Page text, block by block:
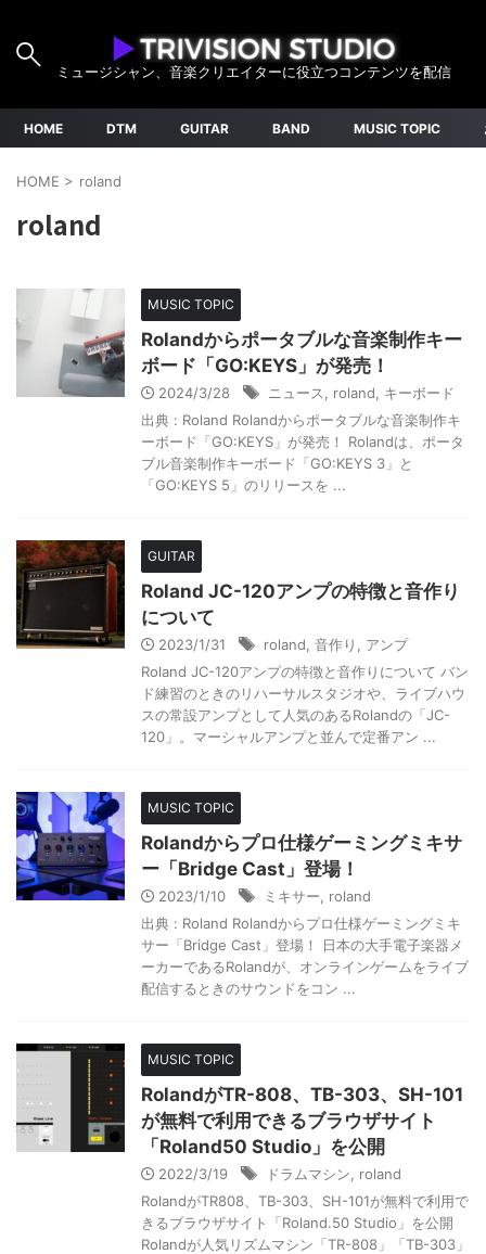
ミュージシャン、音楽クリエイターに役立つコンテンツを配信
HOME DTM GUITAR BAND MUSIC TOPIC
HOME > roland
roland
MUSIC TOPIC
Rolandからポータブルな音楽制作キー
ボード「GO:KEYS」が発売！
2024/3/28 ニュース roland
キーボード
出典 : Roland Rolandからポータブルな音楽制作キ
ーボード「GO:KEYS」が発売！ Rolandは、ポータ
ブル音楽制作キーボード「GO:KEYS 3」と
「GO:KEYS 5」のリリースを ...
GUITAR
Roland JC-120アンプの特徴と音作り
について
2023/1/31 roland 音作り
アンプ
Roland JC-120アンプの特徴と音作りについて バン
ド練習のときのリハーサルスタジオや、ライブハウ
スの常設アンプとして人気のあるRolandの「JC-
120」。マーシャルアンプと並んで定番アン ...
MUSIC TOPIC
Rolandからプロ仕様ゲーミングミキサ
ー「Bridge Cast」登場！
2023/1/10 ミキサー
roland
出典 : Roland Rolandからプロ仕様ゲーミングミキ
サー「Bridge Cast」登場！ 日本の大手電子楽器メ
ーカーであるRolandが、オンラインゲームをライブ
配信するときのサウンドをコン ...
MUSIC TOPIC
RolandがTR-808、TB-303、SH-101
が無料で利用できるブラウザサイト
「Roland50 Studio」を公開
2022/3/19 ドラムマシン
roland
RolandがTR808、TB-303、SH-101が無料で利用で
きるブラウザサイト「Roland.50 Studio」を公開
Rolandが人気リズムマシン「TR-808」「TB-303」